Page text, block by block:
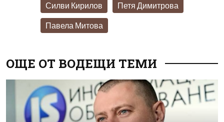
Силви Кирилов Петя Димитрова
Павела Митова
ОЩЕ ОТ ВОДЕЩИ ТЕМИ